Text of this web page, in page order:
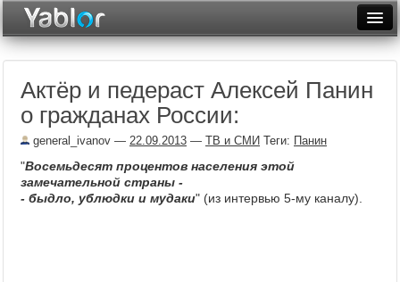
Неделя
Месяц
Архив
Актёр и педераст Алексей Панин
о гражданах России:
general_ivanov — 22.09.2013 — ТВ и СМИ Теги: Панин
"Восемьдесят процентов населения этой
замечательной страны -
- быдло, ублюдки и мудаки" (из интервью 5-му каналу).